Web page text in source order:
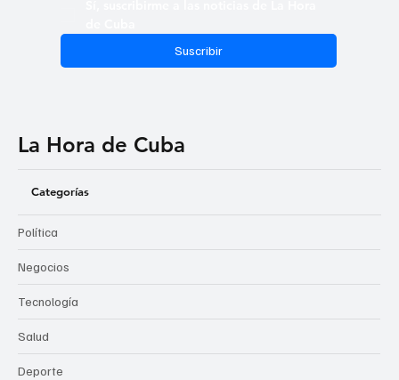
Suscribir
La Hora de Cuba
Categorías
Política
Negocios
Tecnología
Salud
Deporte